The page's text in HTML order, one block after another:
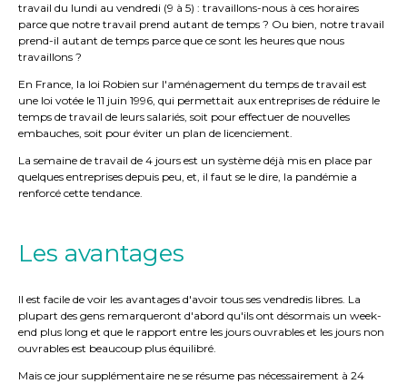
travail du lundi au vendredi (9 à 5) : travaillons-nous à ces horaires
parce que notre travail prend autant de temps ? Ou bien, notre travail
prend-il autant de temps parce que ce sont les heures que nous
travaillons ?
En France, la loi Robien sur l'aménagement du temps de travail est
une loi votée le 11 juin 1996, qui permettait aux entreprises de réduire le
temps de travail de leurs salariés, soit pour effectuer de nouvelles
embauches, soit pour éviter un plan de licenciement.
La semaine de travail de 4 jours est un système déjà mis en place par
quelques entreprises depuis peu, et, il faut se le dire, la pandémie a
renforcé cette tendance.
Les avantages
Il est facile de voir les avantages d'avoir tous ses vendredis libres. La
plupart des gens remarqueront d'abord qu'ils ont désormais un week-
end plus long et que le rapport entre les jours ouvrables et les jours non
ouvrables est beaucoup plus équilibré.
Mais ce jour supplémentaire ne se résume pas nécessairement à 24